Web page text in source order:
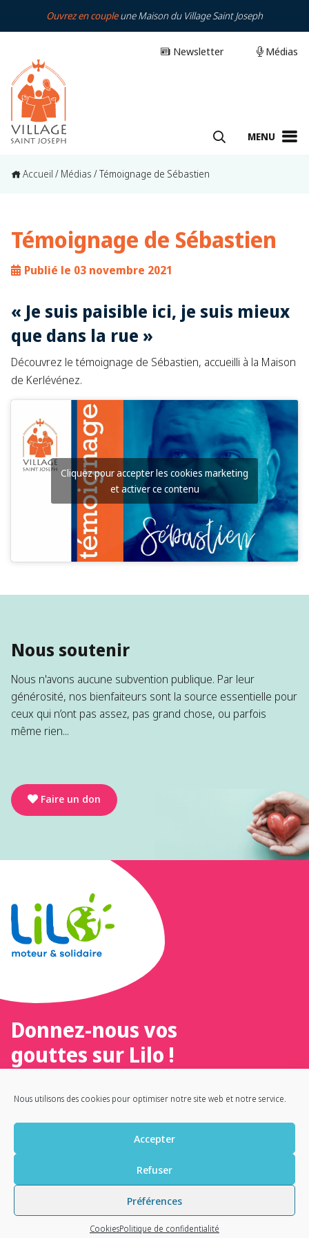
Nous utilisons des cookies pour optimiser notre site web et notre service.
Accepter
Refuser
Préférences
CookiesPolitique de confidentialité
Ouvrez en coupleune Maison du Village Saint Joseph
Newsletter Médias
MENU
Accueil / Médias /Témoignage de Sébastien
Témoignage de Sébastien
Publié le 03 novembre 2021
« Je suis paisible ici, je suis mieux
que dans la rue »
Découvrez le témoignage de Sébastien, accueilli à la Maison
de Kerlévénez.
Cliquez pour accepter les cookies marketing
et activer ce contenu
Nous soutenir
Nous n'avons aucune subvention publique. Par leur
générosité, nos bienfaiteurs sont la source essentielle pour
ceux qui n’ont pas assez, pas grand chose, ou parfois
même rien...
Faire un don
Donnez-nous vos
gouttes sur Lilo !
français, éthique et solidaire
POLITIQUE DE CONFIDENTIALITÉ
COOKIES (EU)